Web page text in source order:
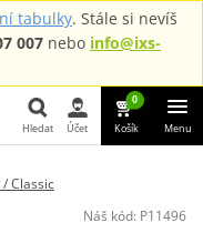
tabulky. Stále si nevíš
007 nebo info@ixs-
Hledat Účet
0
Košík Menu
Classic
Náš kód: P11496